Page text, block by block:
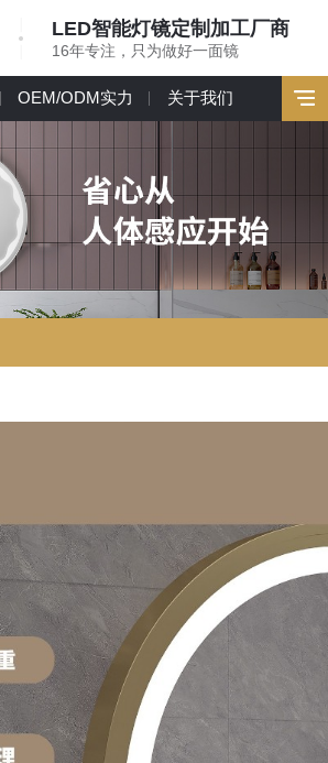
LED智能灯镜定制加工厂商
16年专注，只为做好一面镜
OEM/ODM实力 关于我们